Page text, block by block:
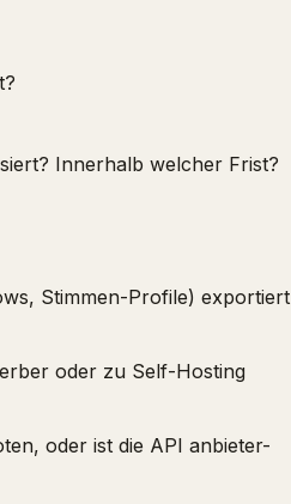
Innerhalb welcher Frist?
Stimmen-Profile) exportiert
oder zu Self-Hosting
oder ist die API anbieter-